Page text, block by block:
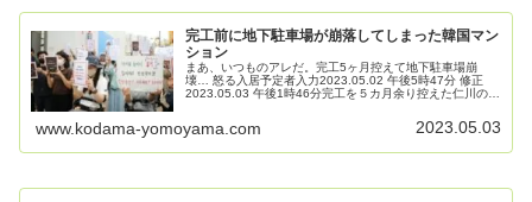
完工前に地下駐車場が崩落してしまった韓国マン
ション
まあ、いつものアレだ。完工5ヶ月控えて地下駐車場崩
壊… 怒る入居予定者入力2023.05.02 午後5時47分 修正
2023.05.03 午後1時46分完工を５カ月余り控えた仁川のマ
www.kodama-yomoyama.com 2023.05.03